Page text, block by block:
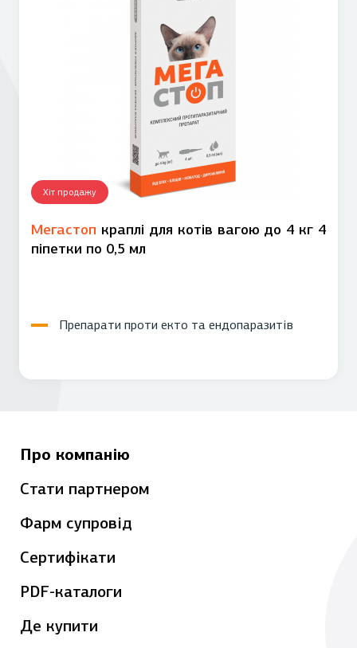
Хіт продажу
Мегастоп краплі для котів вагою до 4 кг 4
піпетки по 0,5 мл
Препарати проти екто та ендопаразитів
Про компанію
Стати партнером
Фарм супровід
Сертифікати
PDF-каталоги
Де купити